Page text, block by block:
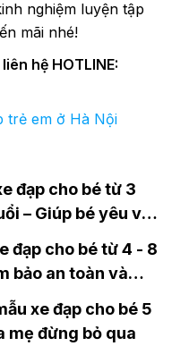
nghiệm luyện tập
mãi nhé!
hệ HOTLINE:
trẻ em ở Hà Nội
đạp cho bé từ 3
– Giúp bé yêu vận
từ nhỏ
đạp cho bé từ 4 - 8
bảo an toàn và
với mọi sở thích
xe đạp cho bé 5
mẹ đừng bỏ qua